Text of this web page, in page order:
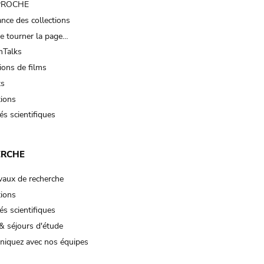
des collections
tourner la page…
de films
scientifiques
de recherche
scientifiques
séjours d'étude
avec nos équipes